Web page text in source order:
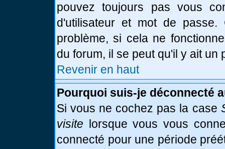
pouvez toujours pas vous
d'utilisateur et mot de
problème, si cela ne
du forum, il se peut qu'il y ait un
Revenir en haut
Pourquoi suis-je déconnecté
Si vous ne cochez pas la case
visite lorsque vous vous
connecté pour une période